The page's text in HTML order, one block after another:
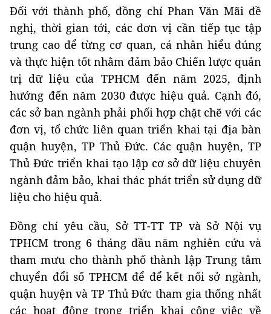
Đối với thành phố, đồng chí Phan Văn Mãi đề
nghị, thời gian tới, các đơn vị cần tiếp tục tập
trung cao để từng cơ quan, cá nhân hiểu đúng
và thực hiện tốt nhằm đảm bảo Chiến lược quản
trị dữ liệu của TPHCM đến năm 2025, định
hướng đến năm 2030 được hiệu quả. Cạnh đó,
các sở ban ngành phải phối hợp chặt chẽ với các
đơn vị, tổ chức liên quan triển khai tại địa bàn
quận huyện, TP Thủ Đức. Các quận huyện, TP
Thủ Đức triển khai tạo lập cơ sở dữ liệu chuyên
ngành đảm bảo, khai thác phát triển sử dụng dữ
liệu cho hiệu quả.
Đồng chí yêu cầu, Sở TT-TT TP và Sở Nội vụ
TPHCM trong 6 tháng đầu năm nghiên cứu và
tham mưu cho thành phố thành lập Trung tâm
chuyển đổi số TPHCM để để kết nối sở ngành,
quận huyện và TP Thủ Đức tham gia thống nhất
các hoạt động trong triển khai công việc về